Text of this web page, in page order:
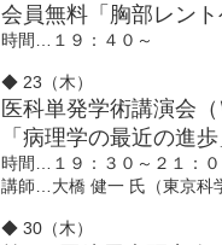
会員無料「胸部レント
時間…１９：４０～
◆ 23（木）
医科単発学術講演会（
「病理学の最近の進歩
時間…１９：３０～２１：０
講師…大橋 健一 氏（東京科
◆ 30（木）